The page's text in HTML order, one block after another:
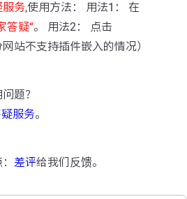
务,使用方法： 用法1： 在
答疑“。 用法2： 点击
网站不支持插件嵌入的情况）
题？
服务。
差评给我们反馈。